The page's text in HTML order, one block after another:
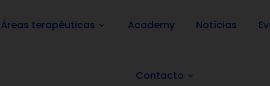
Áreas terapêuticas keyboard_arrow_down Academy Notícias
Contacto keyboard_arrow_down